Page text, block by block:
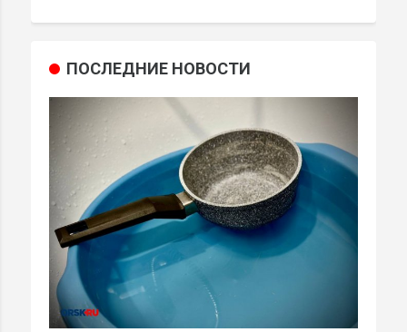
ПОСЛЕДНИЕ НОВОСТИ